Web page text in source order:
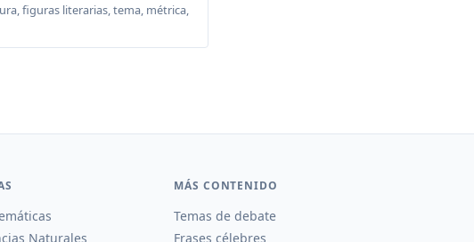
figuras literarias, tema, métrica,
Naturales
MÁS CONTENIDO
Temas de debate
Frases célebres